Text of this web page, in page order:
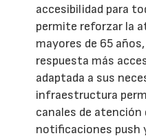
accesibilidad para
permite reforzar la
mayores de 65
respuesta más
adaptada a sus
infraestructura
canales de
notificaciones push